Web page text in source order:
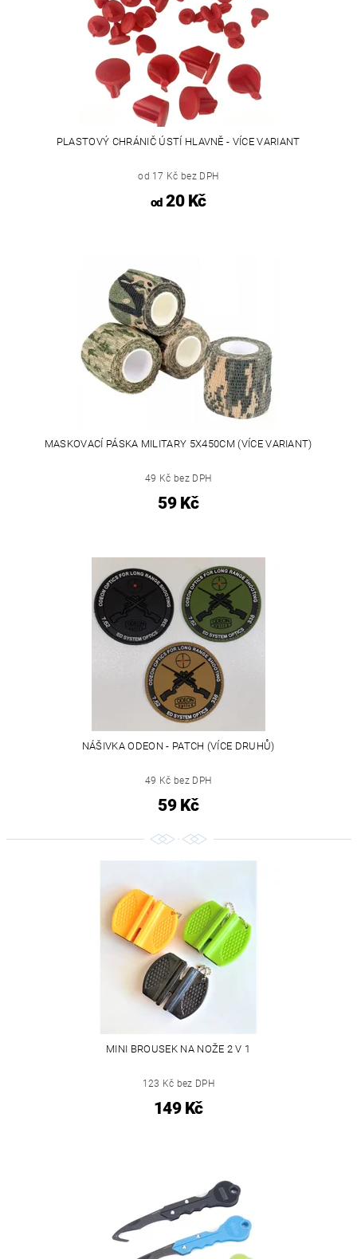
PLASTOVÝ CHRÁNIČ ÚSTÍ HLAVNĚ - VÍCE VARIANT
od 17 Kč bez DPH
od20 Kč
MASKOVACÍ PÁSKA MILITARY 5X450CM (VÍCE VARIANT)
49 Kč bez DPH
59 Kč
NÁŠIVKA ODEON - PATCH (VÍCE DRUHŮ)
49 Kč bez DPH
59 Kč
MINI BROUSEK NA NOŽE 2 V 1
123 Kč bez DPH
149 Kč